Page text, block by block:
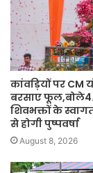
कांवड़ियों पर CM
बरसाए
शिवभक्तों के
से होगी पुष्पवर्षा
August 8, 2026